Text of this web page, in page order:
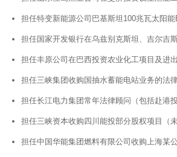
担任特变新能源公司巴基斯坦100兆瓦太阳
担任国家开发银行在乌兹别克斯坦、吉尔吉
担任丰原公司在巴西投资农业化工项目及进
担任三峡集团收购国抽水蓄能电站业务的法
担任长江电力集团常年法律顾问（包括赴港
担任三峡资本收购四川能投部分股权项目（
担任中国华能集团燃料有限公司收购上海某